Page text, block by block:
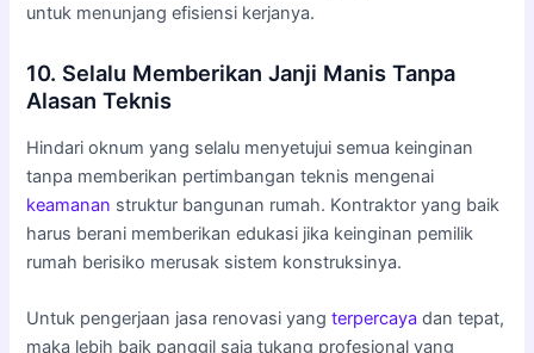
untuk menunjang efisiensi kerjanya.
10. Selalu Memberikan Janji Manis Tanpa
Alasan Teknis
Hindari oknum yang selalu menyetujui semua keinginan
tanpa memberikan pertimbangan teknis mengenai
keamanan struktur bangunan rumah. Kontraktor yang baik
harus berani memberikan edukasi jika keinginan pemilik
rumah berisiko merusak sistem konstruksinya.
Untuk pengerjaan jasa renovasi yangterpercaya dan tepat,
maka lebih baik panggil saja tukang profesional yang